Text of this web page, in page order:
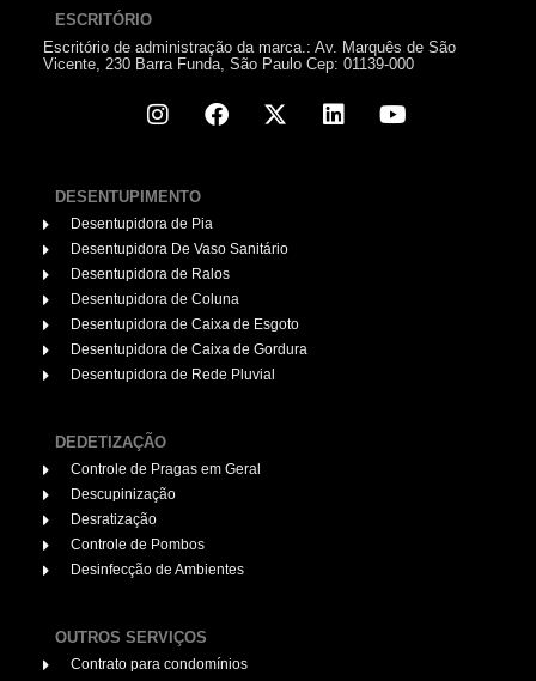
ESCRITÓRIO
Escritório de administração da marca.: Av. Marquês de São
Vicente, 230 Barra Funda, São Paulo Cep: 01139-000
DESENTUPIMENTO
Desentupidora de Pia
Desentupidora De Vaso Sanitário
Desentupidora de Ralos
Desentupidora de Coluna
Desentupidora de Caixa de Esgoto
Desentupidora de Caixa de Gordura
Desentupidora de Rede Pluvial
DEDETIZAÇÃO
Controle de Pragas em Geral
Descupinização
Desratização
Controle de Pombos
Desinfecção de Ambientes
OUTROS SERVIÇOS
Contrato para condomínios